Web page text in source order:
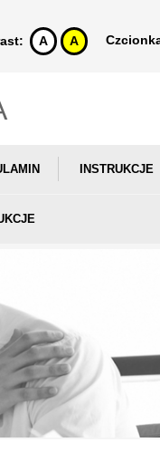
A A
INSTRUKCJE